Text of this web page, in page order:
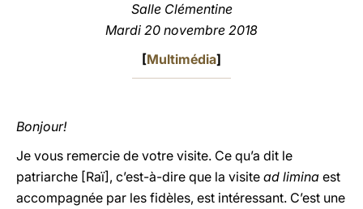
Salle Clémentine
Mardi 20 novembre 2018
[Multimédia]
Bonjour!
Je vous remercie de votre visite. Ce qu’a dit le
patriarche [Raï], c’est-à-dire que la visite ad limina est
accompagnée par les fidèles, est intéressant. C’est une